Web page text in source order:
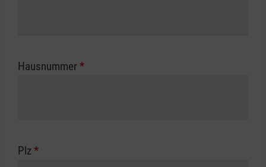
Hausnummer *
Plz*